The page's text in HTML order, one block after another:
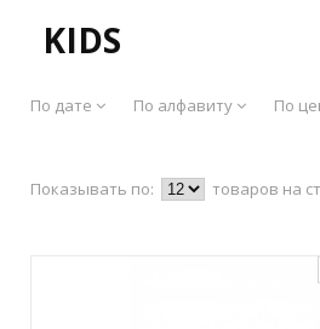
KIDS
По дате По алфавиту По
Показывать по: товаров на